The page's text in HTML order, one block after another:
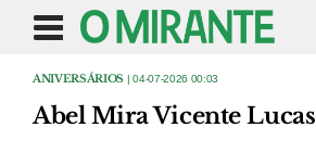
ANIVERSÁRIOS | 04-07-2026 00:03
Abel Mira Vicente Lucas